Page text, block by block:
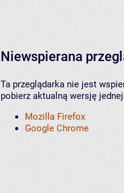
Niewspierana
Ta przeglądarka nie jest
pobierz aktualną wersję
Mozilla Firefox
Google Chrome